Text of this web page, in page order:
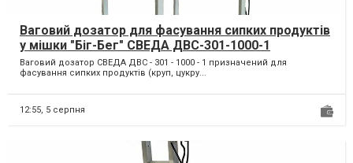
Ваговий дозатор для фасування сипких продуктів
у мішки "Біг-Бег" СВЕДА ДВС-301-1000-1
Ваговий дозатор СВЕДА ДВС - 301 - 1000 - 1 призначений для
фасування сипких продуктів (круп, цукру...
12:55, 5 серпня